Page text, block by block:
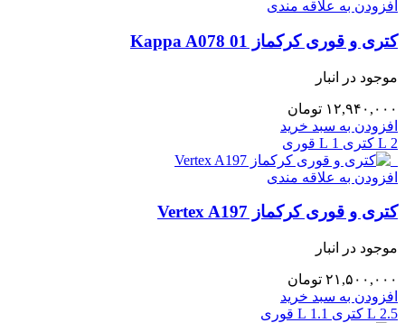
افزودن به علاقه مندی
کتری و قوری کرکماز Kappa A078 01
موجود در انبار
۱۲,۹۴۰,۰۰۰ تومان
افزودن به سبد خرید
2 L کتری
1 L قوری
افزودن به علاقه مندی
کتری و قوری کرکماز Vertex A197
موجود در انبار
۲۱,۵۰۰,۰۰۰ تومان
افزودن به سبد خرید
2.5 L کتری
1.1 L قوری